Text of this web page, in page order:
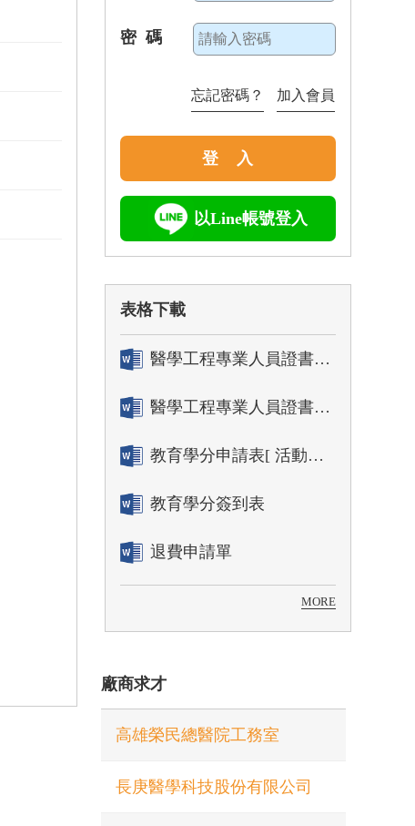
密 碼
忘記密碼？ 加入會員
登 入
以Line帳號登入
表格下載
醫學工程專業人員證書「轉換」申請表
醫學工程專業人員證書「換發」申請表
教育學分申請表[ 活動辦理單位用]
教育學分簽到表
退費申請單
MORE
廠商求才
高雄榮民總醫院工務室
長庚醫學科技股份有限公司